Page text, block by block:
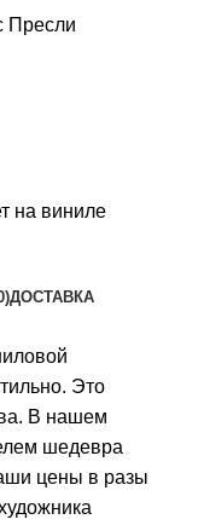
Пресли
на виниле
ДОСТАВКА
Это
В нашем
шедевра
цены в разы